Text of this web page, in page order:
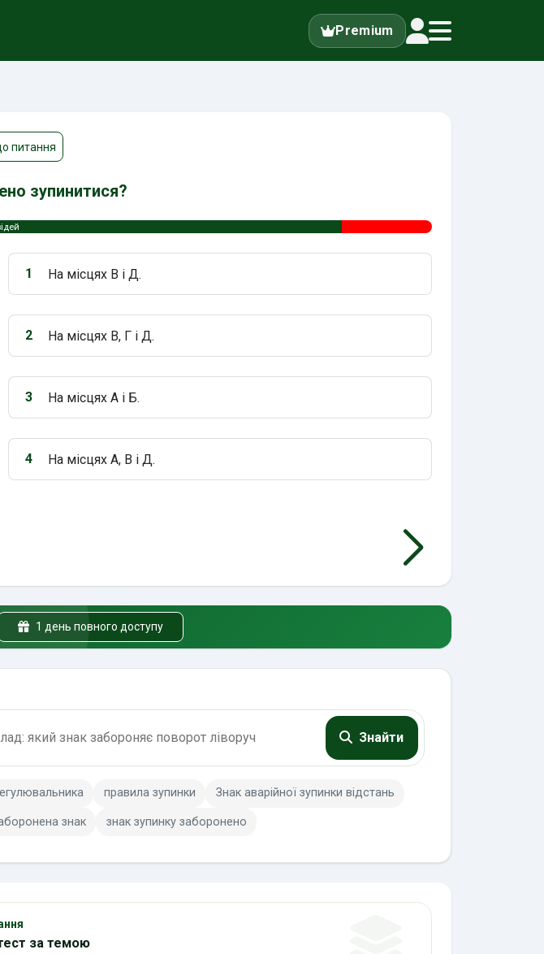
Premium
питання
зупинитися?
Варіант 1:
1 На місцях В і Д.
Варіант 2:
2 На місцях В, Г і Д.
Варіант 3:
3 На місцях А і Б.
Варіант 4:
4 На місцях А, В і Д.
1 день повного доступу
Знайти
правила зупинки Знак аварійної зупинки відстань
знак знак зупинку заборонено
за темою